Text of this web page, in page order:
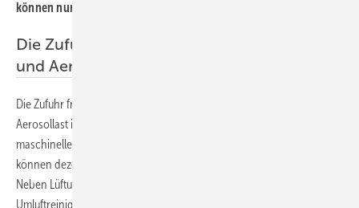
können nur das Risiko reduzieren.
Die Zufuhr frischer Außenluft senkt CO
und Aerosollast
Die Zufuhr frischer Außenluft verringert sowohl die CO
Aerosollast im Raum (Verdünnungseffekt). Ist eine zentrale
maschinelle Versorgung mit hohem Außenluftanteil nicht möglich,
können dezentrale Fassaden- und Brüstungsgeräte eingebaut werden.
Neben Lüftungsanlagen können auch mobile bzw. steckerfertige
Umluftreinigungsgeräte die Aerosollast im Raum verringern. Optimal